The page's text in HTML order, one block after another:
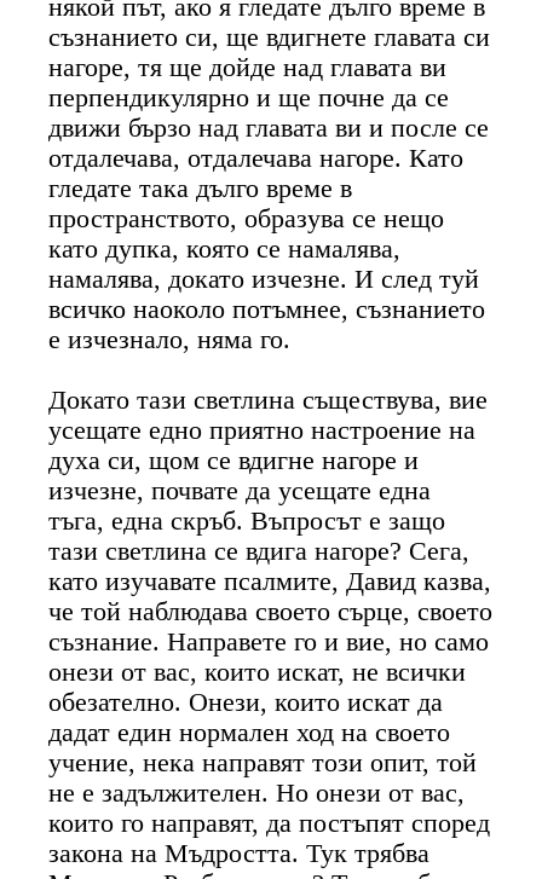
някой път, ако я гледате дълго време в
съзнанието си, ще вдигнете главата си
нагоре, тя ще дойде над главата ви
перпендикулярно и ще почне да се
движи бързо над главата ви и после се
отдалечава, отдалечава нагоре. Като
гледате така дълго време в
пространството, образува се нещо
като дупка, която се намалява,
намалява, докато изчезне. И след туй
всичко наоколо потъмнее, съзнанието
е изчезнало, няма го.
Докато тази светлина съществува, вие
усещате едно приятно настроение на
духа си, щом се вдигне нагоре и
изчезне, почвате да усещате една
тъга, една скръб. Въпросът е защо
тази светлина се вдига нагоре? Сега,
като изучавате псалмите, Давид казва,
че той наблюдава своето сърце, своето
съзнание. Направете го и вие, но само
онези от вас, които искат, не всички
обезателно. Онези, които искат да
дадат един нормален ход на своето
учение, нека направят този опит, той
не е задължителен. Но онези от вас,
които го направят, да постъпят според
закона на Мъдростта. Тук трябва